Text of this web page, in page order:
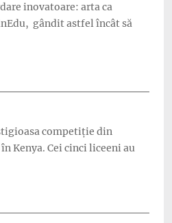
inovatoare: arta ca
gândit astfel încât să
competiție din
Kenya. Cei cinci liceeni au